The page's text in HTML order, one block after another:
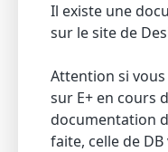
Il existe une
sur le site de
Attention si
sur E+ en cours
documentation
faite, celle de